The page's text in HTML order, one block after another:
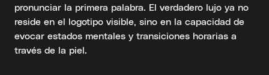
pronunciar la primera palabra. El verdadero lujo ya no
reside en el logotipo visible, sino en la capacidad de
evocar estados mentales y transiciones horarias a
través de la piel.